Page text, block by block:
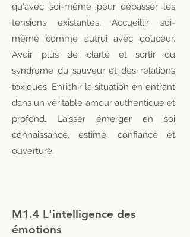
qu'avec soi-même pour dépasser les
tensions existantes. Accueillir soi-
même comme autrui avec douceur.
Avoir plus de clarté et sortir du
syndrome du sauveur et des relations
toxiques. Enrichir la situation en entrant
dans un véritable amour authentique et
profond. Laisser émerger en soi
connaissance, estime, confiance et
ouverture.
M1.4 L'intelligence des
émotions